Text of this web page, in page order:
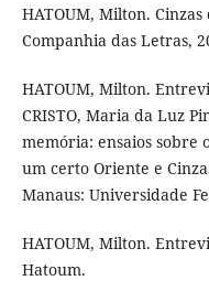
HATOUM, Milton.
Companhia das Letras,
HATOUM, Milton.
CRISTO, Maria da Luz
memória: ensaios sobre
um certo Oriente e
Manaus: Universidade
HATOUM, Milton.
Hatoum.